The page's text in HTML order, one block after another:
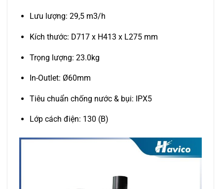
Lưu lượng: 29,5 m3/h
Kích thước: D717 x H413 x L275 mm
Trọng lượng: 23.0kg
In-Outlet: Ø60mm
Tiêu chuẩn chống nước & bụi: IPX5
Lớp cách điện: 130 (B)